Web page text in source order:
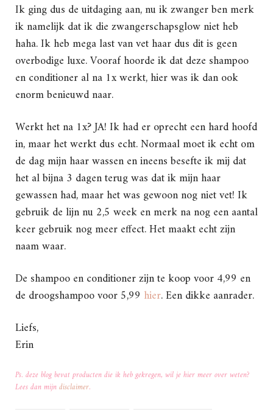
Ik ging dus de uitdaging aan, nu ik zwanger ben merk
ik namelijk dat ik die zwangerschapsglow niet heb
haha. Ik heb mega last van vet haar dus dit is geen
overbodige luxe. Vooraf hoorde ik dat deze shampoo
en conditioner al na 1x werkt, hier was ik dan ook
enorm benieuwd naar.
Werkt het na 1x? JA! Ik had er oprecht een hard hoofd
in, maar het werkt dus echt. Normaal moet ik echt om
de dag mijn haar wassen en ineens besefte ik mij dat
het al bijna 3 dagen terug was dat ik mijn haar
gewassen had, maar het was gewoon nog niet vet! Ik
gebruik de lijn nu 2,5 week en merk na nog een aantal
keer gebruik nog meer effect. Het maakt echt zijn
naam waar.
De shampoo en conditioner zijn te koop voor 4,99 en
de droogshampoo voor 5,99 hier. Een dikke aanrader.
Liefs,
Erin
Ps. deze blog bevat producten die ik heb gekregen, wil je hier meer over weten?
Lees dan mijndisclaimer.